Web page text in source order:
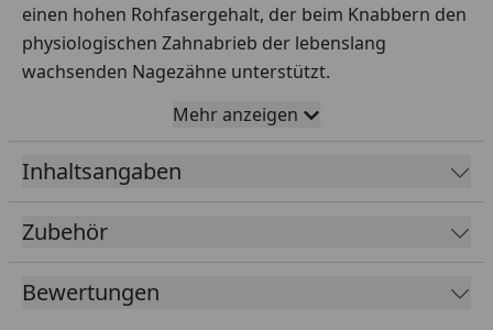
einen hohen Rohfasergehalt, der beim Knabbern den
physiologischen Zahnabrieb der lebenslang
wachsenden Nagezähne unterstützt.
Durch die Verarbeitung ausschließlich natürlicher
Rohstoffe kann das Heu-Haus komplett verzehrt
werden.
Klein: 15 x 9 x 10 cm
Mittel: 27 x 18 x 17 cm
Groß: 37 x 24 x 21 cm
Mehr anzeigen
Inhaltsangaben
Zubehör
Bewertungen